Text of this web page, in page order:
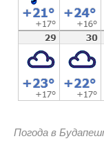
Погода в